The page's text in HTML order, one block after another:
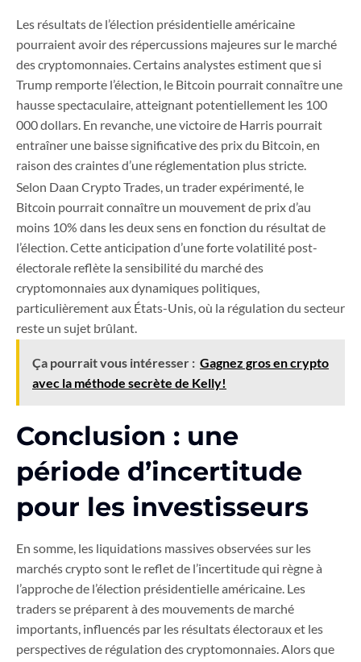
Les résultats de l’élection présidentielle américaine
pourraient avoir des répercussions majeures sur le marché
des cryptomonnaies. Certains analystes estiment que si
Trump remporte l’élection, le Bitcoin pourrait connaître une
hausse spectaculaire, atteignant potentiellement les 100
000 dollars. En revanche, une victoire de Harris pourrait
entraîner une baisse significative des prix du Bitcoin, en
raison des craintes d’une réglementation plus stricte.
Selon Daan Crypto Trades, un trader expérimenté, le
Bitcoin pourrait connaître un mouvement de prix d’au
moins 10% dans les deux sens en fonction du résultat de
l’élection. Cette anticipation d’une forte volatilité post-
électorale reflète la sensibilité du marché des
cryptomonnaies aux dynamiques politiques,
particulièrement aux États-Unis, où la régulation du secteur
reste un sujet brûlant.
Ça pourrait vous intéresser : Gagnez gros en crypto
avec la méthode secrète de Kelly!
Conclusion : une
période d’incertitude
pour les investisseurs
En somme, les liquidations massives observées sur les
marchés crypto sont le reflet de l’incertitude qui règne à
l’approche de l’élection présidentielle américaine. Les
traders se préparent à des mouvements de marché
importants, influencés par les résultats électoraux et les
perspectives de régulation des cryptomonnaies. Alors que